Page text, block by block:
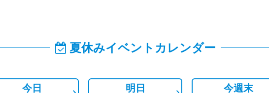
夏休みイベントカレンダー
今日 明日 今週末